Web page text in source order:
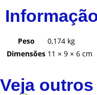
Peso
0,174 kg
Dimensões 11 × 9 × 6 cm
Veja